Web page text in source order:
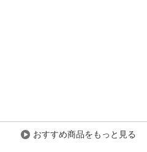
おすすめ商品をもっと見る